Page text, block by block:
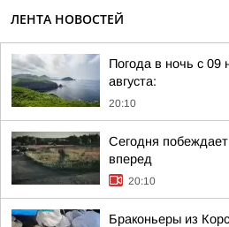
ЛЕНТА НОВОСТЕЙ
Погода в ночь с 09
августа:
20:10
Сегодня
вперед
20:10
Браконьеры из